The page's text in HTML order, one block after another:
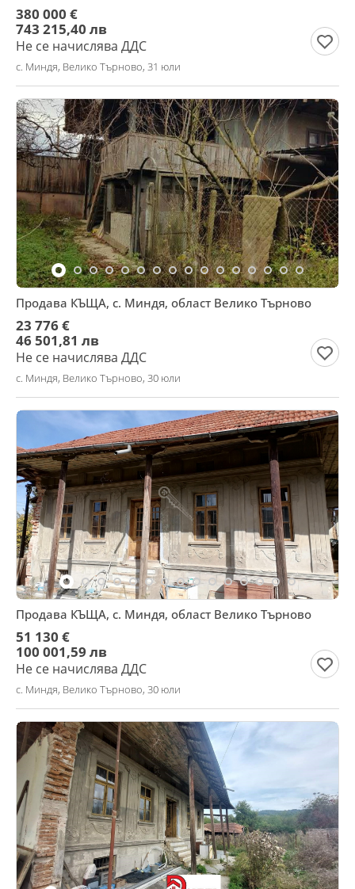
380 000 €
743 215,40 лв
Не се начислява ДДС
с. Миндя, Велико Търново, 31 юли
Продава КЪЩА, с. Миндя, област Велико Търново
23 776 €
46 501,81 лв
Не се начислява ДДС
с. Миндя, Велико Търново, 30 юли
Продава КЪЩА, с. Миндя, област Велико Търново
51 130 €
100 001,59 лв
Не се начислява ДДС
с. Миндя, Велико Търново, 30 юли